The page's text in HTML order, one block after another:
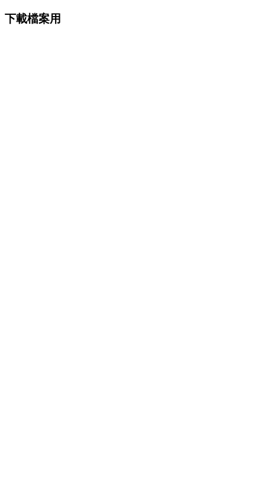
下載檔案用